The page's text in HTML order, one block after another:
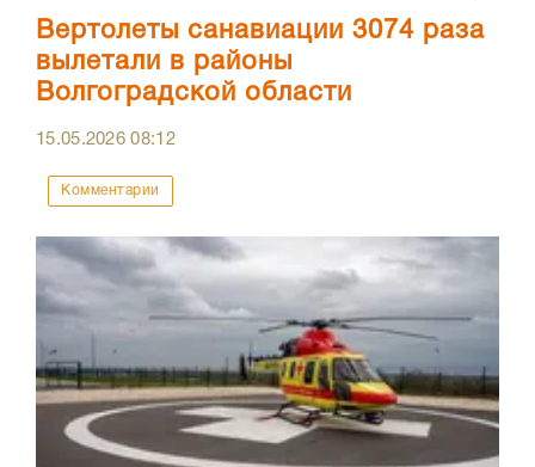
Вертолеты санавиации 3074 раза
вылетали в районы
Волгоградской области
15.05.202608:12
Комментарии